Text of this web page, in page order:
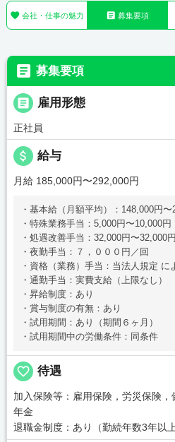
 会社・仕事の魅力  募集要項
 募集要項
 雇用形態
正社員
attach_money 給与
月給 185,000円〜292,000円
・基本給（月額平均）：148,000円〜
・特殊業務手当：5,000円〜10,000円
・処遇改善手当：32,000円〜32,000円
・夜勤手当：７，０００円／回
・資格（業務）手当：当法人規定 に
・通勤手当：実費支給（上限なし）
・昇給制度：あり
・賞与制度の有無：あり
・試用期間：あり（期間６ヶ月）
・試用期間中の労働条件：同条件
favorite_border 待遇
加入保険等：雇用保険，労災保険，
年金
退職金制度：あり（勤続年数3年以上